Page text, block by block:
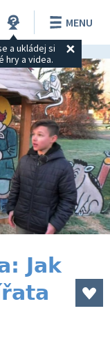
a ukládej si
hry a videa.
MENU
Jak